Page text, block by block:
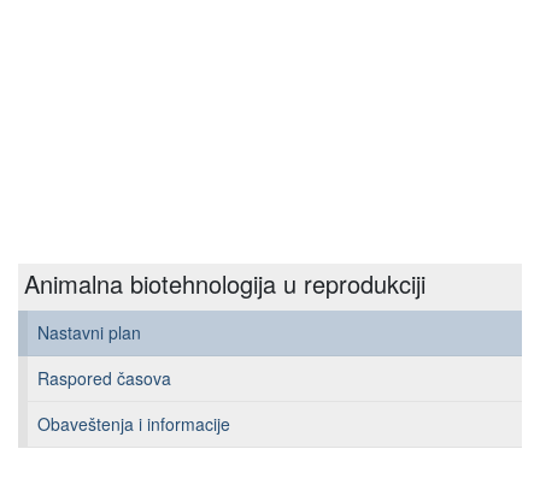
Animalna biotehnologija u reprodukciji
Nastavni plan
Raspored časova
Obaveštenja i informacije